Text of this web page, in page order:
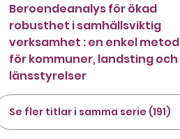
Beroendeanalys för ökad
robusthet i samhällsviktig
verksamhet : en enkel metod
för kommuner, landsting och
länsstyrelser
Se fler titlar i samma serie (191)